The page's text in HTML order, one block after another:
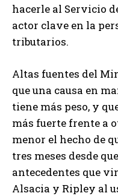
hacerle al Servicio
actor clave en la
tributarios.
Altas fuentes del
que una causa en
tiene más peso, y
más fuerte frente a
menor el hecho de
tres meses desde
antecedentes que
Alsacia y Ripley al